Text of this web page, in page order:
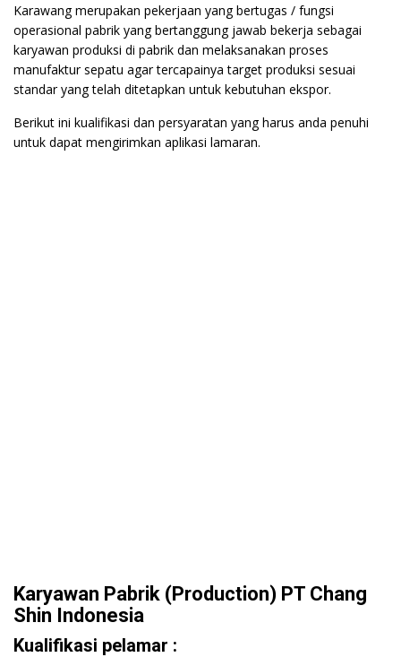
Karawang merupakan pekerjaan yang bertugas / fungsi
operasional pabrik yang bertanggung jawab bekerja sebagai
karyawan produksi di pabrik dan melaksanakan proses
manufaktur sepatu agar tercapainya target produksi sesuai
standar yang telah ditetapkan untuk kebutuhan ekspor.
Berikut ini kualifikasi dan persyaratan yang harus anda penuhi
untuk dapat mengirimkan aplikasi lamaran.
Karyawan Pabrik (Production) PT Chang
Shin Indonesia
Kualifikasi pelamar :